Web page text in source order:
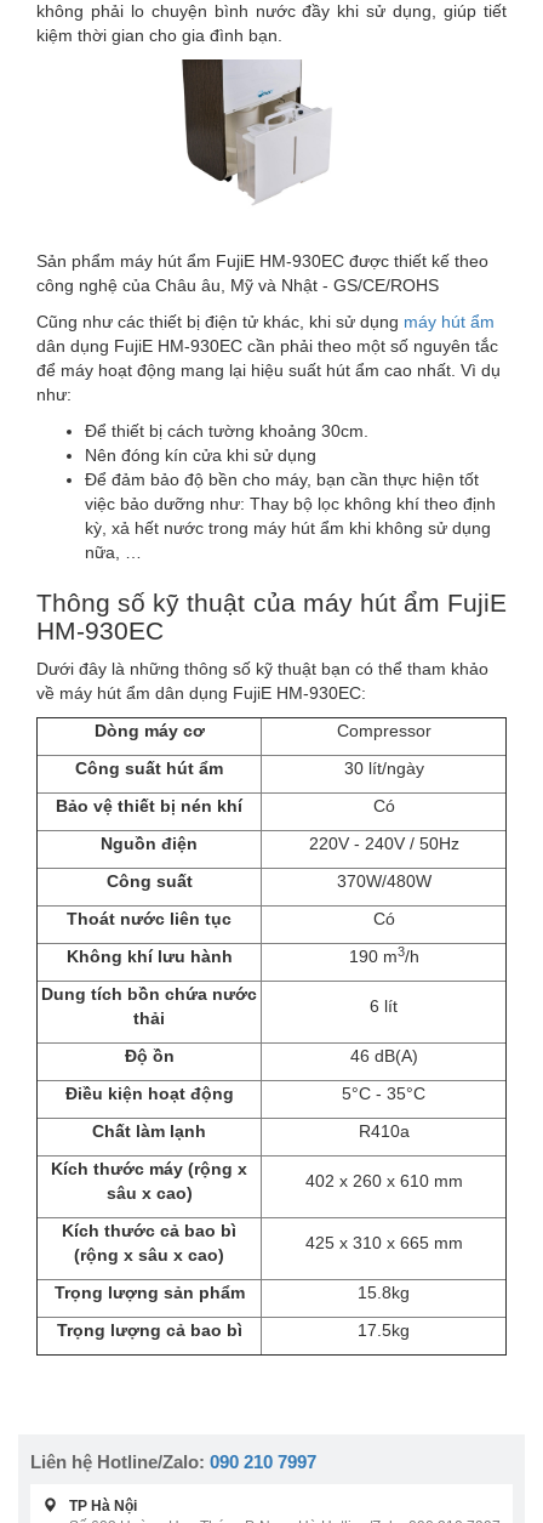
không phải lo chuyện bình nước đầy khi sử dụng, giúp tiết
kiệm thời gian cho gia đình bạn.
Sản phẩm máy hút ẩm FujiE HM-930EC được thiết kế theo
công nghệ của Châu âu, Mỹ và Nhật - GS/CE/ROHS
Cũng như các thiết bị điện tử khác, khi sử dụng máy hút ẩm
dân dụng FujiE HM-930EC cần phải theo một số nguyên tắc
để máy hoạt động mang lại hiệu suất hút ẩm cao nhất. Vì dụ
như:
Để thiết bị cách tường khoảng 30cm.
Nên đóng kín cửa khi sử dụng
Để đảm bảo độ bền cho máy, bạn cần thực hiện tốt
việc bảo dưỡng như: Thay bộ lọc không khí theo định
kỳ, xả hết nước trong máy hút ẩm khi không sử dụng
nữa, …
Thông số kỹ thuật của máy hút ẩm FujiE
HM-930EC
Dưới đây là những thông số kỹ thuật bạn có thể tham khảo
về máy hút ẩm dân dụng FujiE HM-930EC:
Dòng máy cơ
Compressor
Công suất hút ẩm
30 lít/ngày
Bảo vệ thiết bị nén khí
Có
Nguồn điện
220V - 240V / 50Hz
Công suất
370W/480W
Thoát nước liên tục
Có
Không khí lưu hành
190 m3/h
Dung tích bồn chứa nước
thải
6 lít
Độ ồn
46 dB(A)
Điều kiện hoạt động
5°C - 35°C
Chất làm lạnh
R410a
Kích thước máy (rộng x
sâu x cao)
402 x 260 x 610 mm
Kích thước cả bao bì
(rộng x sâu x cao)
425 x 310 x 665 mm
Trọng lượng sản phẩm
15.8kg
Trọng lượng cả bao bì
17.5kg
Liên hệ Hotline/Zalo: 090 210 7997
TP Hà Nội